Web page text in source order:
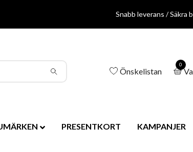
Snabb leverans / Säkra
Önskelistan
0
PRESENTKORT KAMPANJER